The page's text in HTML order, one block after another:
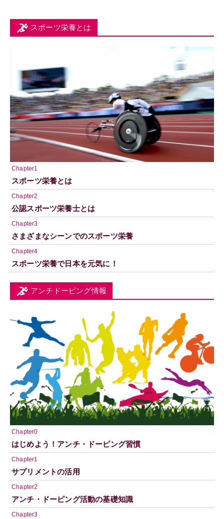
スポーツ栄養とは
Chapter1
スポーツ栄養とは
Chapter2
公認スポーツ栄養士とは
Chapter3
さまざまなシーンでのスポーツ栄養
Chapter4
スポーツ栄養で日本を元気に！
アンチドーピング情報
Chapter0
はじめよう！アンチ・ドーピング習慣
Chapter1
サプリメントの活用
Chapter2
アンチ・ドーピング活動の基礎知識
Chapter3